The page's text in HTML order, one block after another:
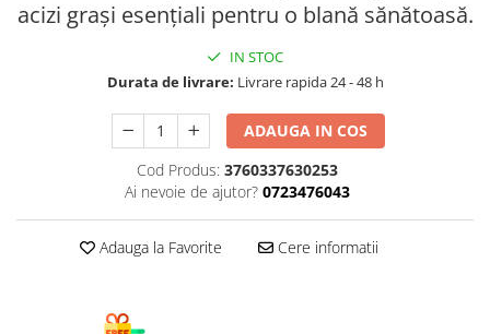
LAPTE PRAF
acizi grași esențiali pentru o blană sănătoasă.
IN STOC
Durata de livrare: Livrare rapida 24 - 48 h
ADAUGA IN COS
Cod Produs: 3760337630253
Ai nevoie de ajutor? 0723476043
Adauga la Favorite Cere informatii